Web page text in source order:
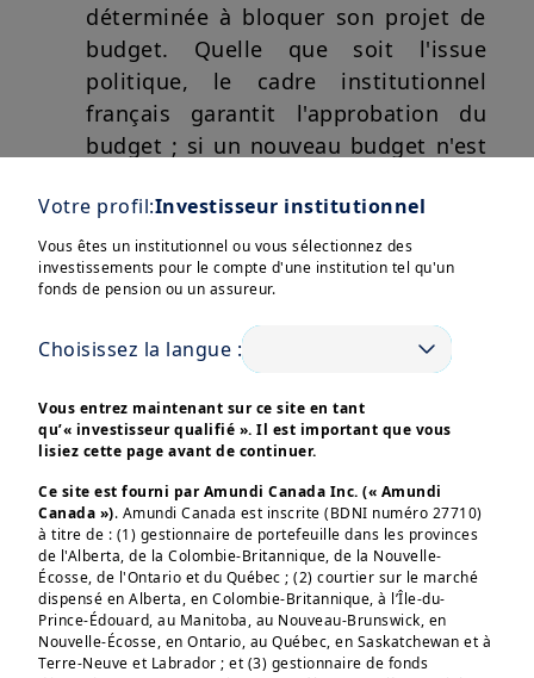
déterminée à bloquer son projet de
budget. Quelle que soit l'issue
politique, le cadre institutionnel
français garantit l'approbation du
budget ; si un nouveau budget n'est
précédente reste en vigueur par
décret jusqu'à l'adoption d'une
nouvelle loi de finances.
Perspectives pour l'économie et la
économique de la France devrait
s'améliorer légèrement, soutenue
par une consommation et des
investissements plus soutenus,
même si l'incertitude politique
pourrait peser sur la confiance. Alors
que la dette publique devrait
augmenter en raison de déficits
Afficher plus
Votre profil:Investisseur institutionnel
Vous êtes un institutionnel ou vous sélectionnez des
investissements pour le compte d'une institution tel qu'un
fonds de pension ou un assureur.
Choisissez la langue :
Vous entrez maintenant sur ce site en tant
qu’« investisseur qualifié ». Il est important que vous
lisiez cette page avant de continuer.
Ce site est fourni par Amundi Canada Inc. (« Amundi
Canada »). Amundi Canada est inscrite (BDNI numéro 27710)
à titre de : (1) gestionnaire de portefeuille dans les provinces
de l'Alberta, de la Colombie-Britannique, de la Nouvelle-
Écosse, de l'Ontario et du Québec ; (2) courtier sur le marché
dispensé en Alberta, en Colombie-Britannique, à l’Île-du-
Prince-Édouard, au Manitoba, au Nouveau-Brunswick, en
Nouvelle-Écosse, en Ontario, au Québec, en Saskatchewan et à
Terre-Neuve et Labrador ; et (3) gestionnaire de fonds
Ces informations sont destinées exclusivement aux
investisseurs “Professionnels” au sens de la Directive
2004/39/CE du 21 avril 2004 « MIF »  et des articles 314-4
et suivants du Règlement Général de l’AMF. Elles ne
s’adressent pas au grand public ou aux particuliers non-
professionnels au sens de toute règlementation locale, ni
aux “US Persons”, telle que cette expression est définie
par la «Regulation S» de la Securities and Exchange
Commission en vertu du U.S. Securities Act de 1933.
Les informations non-contractuelles ne constituent en
aucun cas une offre d’achat, une sollicitation de vente ou
un conseil en investissement dans les OPCVM, fonds et